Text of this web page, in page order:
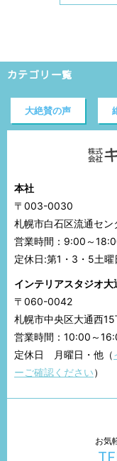
カテゴリ一覧
大絶賛の声
本社
〒003-0030
札幌市白石区流通セン
営業時間：9:00～
定休日:第1・3・5土曜
インテリアスタジオ大
〒060-0042
札幌市中央区大通西
営業時間：10:00～
定休日 月曜日・他（
ーご確認ください）
お気